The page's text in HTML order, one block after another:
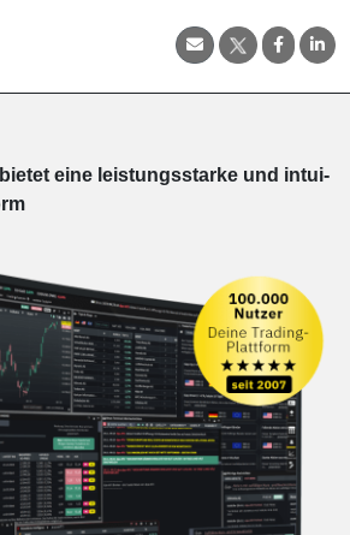
eine leis­tungs­star­ke und in­tui­